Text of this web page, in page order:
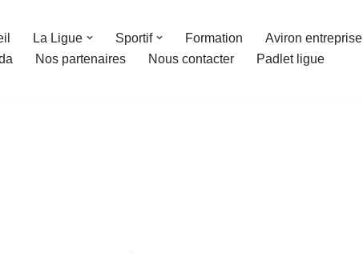
La Ligue Sportif Formation Aviron entreprise
Nos partenaires Nous contacter Padlet ligue